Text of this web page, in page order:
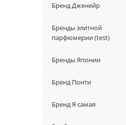
Бренд Дженейр
Бренды элитной
парфюмерии (test)
Бренды Японии
Бренд Понти
Бренд Я самая